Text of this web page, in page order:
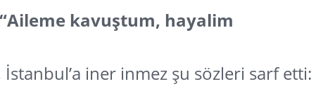
kavuştum, hayalim
İstanbul’a iner inmez şu sözleri sarf etti: